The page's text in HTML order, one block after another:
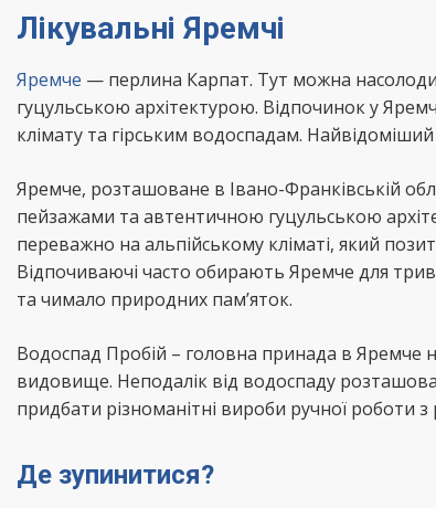
Лікувальні Яремчі
Яремче — перлина Карпат. Тут можна
гуцульською архітектурою. Відпочинок у
клімату та гірським водоспадам.
Яремче, розташоване в Івано-Франківській
пейзажами та автентичною гуцульською
переважно на альпійському кліматі, який
Відпочиваючі часто обирають Яремче для
та чимало природних пам’яток.
Водоспад Пробій – головна принада в Яремче
видовище. Неподалік від водоспаду
придбати різноманітні вироби ручної роботи
Де зупинитися?